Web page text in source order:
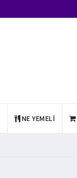
NE YEMELI